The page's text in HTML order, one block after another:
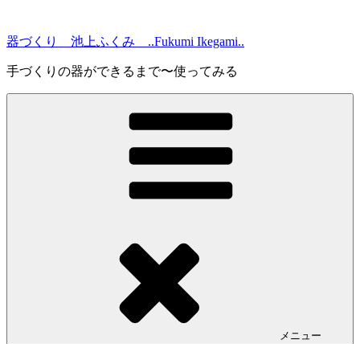
テ
ン
ツ
へ
器づくり 池上ふくみ ..Fukumi Ikegami..
手づくりの器ができるまで〜使ってみる
メニュー